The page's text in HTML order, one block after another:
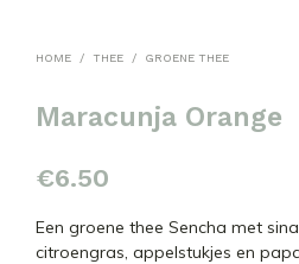
HOME / THEE / GROENE THEE
Maracunja Orange
€6.50
Een groene thee Sencha met
citroengras, appelstukjes en